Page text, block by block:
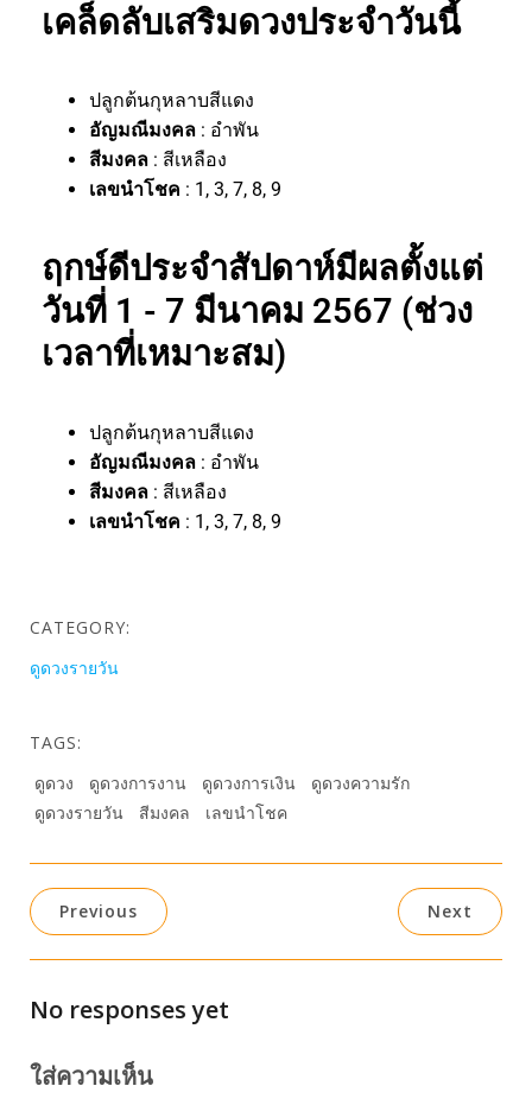
เคล็ดลับเสริมดวงประจำวันนี้
ปลูกต้นกุหลาบสีแดง
อัญมณีมงคล : อำพัน
สีมงคล : สีเหลือง
เลขนำโชค : 1, 3, 7, 8, 9
ฤกษ์ดีประจำสัปดาห์มีผลตั้งแต่
วันที่ 1 - 7 มีนาคม 2567 (ช่วง
เวลาที่เหมาะสม)
ปลูกต้นกุหลาบสีแดง
อัญมณีมงคล : อำพัน
สีมงคล : สีเหลือง
เลขนำโชค : 1, 3, 7, 8, 9
CATEGORY:
ดูดวงรายวัน
TAGS:
ดูดวง
ดูดวงการงาน ดูดวงการเงิน
ดูดวงความรัก
ดูดวงรายวัน
สีมงคล เลขนำโชค
Previous Next
No responses yet
ใส่ความเห็น